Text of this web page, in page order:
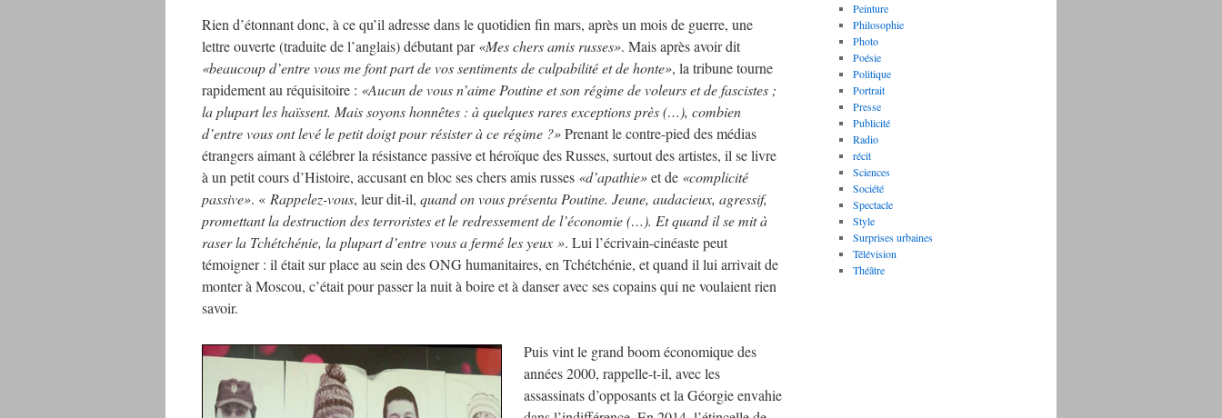
Rien d’étonnant donc, à ce qu’il adresse dans le quotidien fin mars, après un mois de guerre, une
lettre ouverte (traduite de l’anglais) débutant par«Mes chers amis russes». Mais après avoir dit
«beaucoup d’entre vous me font part de vos sentiments de culpabilité et de honte», la tribune tourne
rapidement au réquisitoire : «Aucun de vous n’aime Poutine et son régime de voleurs et de fascistes ;
la plupart les haïssent. Mais soyons honnêtes : à quelques rares exceptions près (…), combien
d’entre vous ont levé le petit doigt pour résister à ce régime ?»Prenant le contre-pied des médias
étrangers aimant à célébrer la résistance passive et héroïque des Russes, surtout des artistes, il se livre
à un petit cours d’Histoire, accusant en bloc ses chers amis russes «d’apathie»et de «complicité
passive». « Rappelez-vous, leur dit-il, quand on vous présenta Poutine. Jeune, audacieux, agressif,
promettant la destruction des terroristes et le redressement de l’économie (…). Et quand il se mit à
raser la Tchétchénie, la plupart d’entre vous a fermé les yeux ». Lui l’écrivain-cinéaste peut
témoigner : il était sur place au sein des ONG humanitaires, en Tchétchénie, et quand il lui arrivait de
monter à Moscou, c’était pour passer la nuit à boire et à danser avec ses copains qui ne voulaient rien
savoir.
Puis vint le grand boom économique des
années 2000, rappelle-t-il, avec les
assassinats d’opposants et la Géorgie envahie
Peinture
Philosophie
Photo
Poésie
Politique
Portrait
Presse
Publicité
Radio
récit
Sciences
Société
Spectacle
Style
Surprises urbaines
Télévision
Théâtre